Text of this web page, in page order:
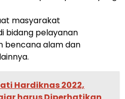
masyarakat
bidang pelayanan
bencana alam dan
Hardiknas 2022,